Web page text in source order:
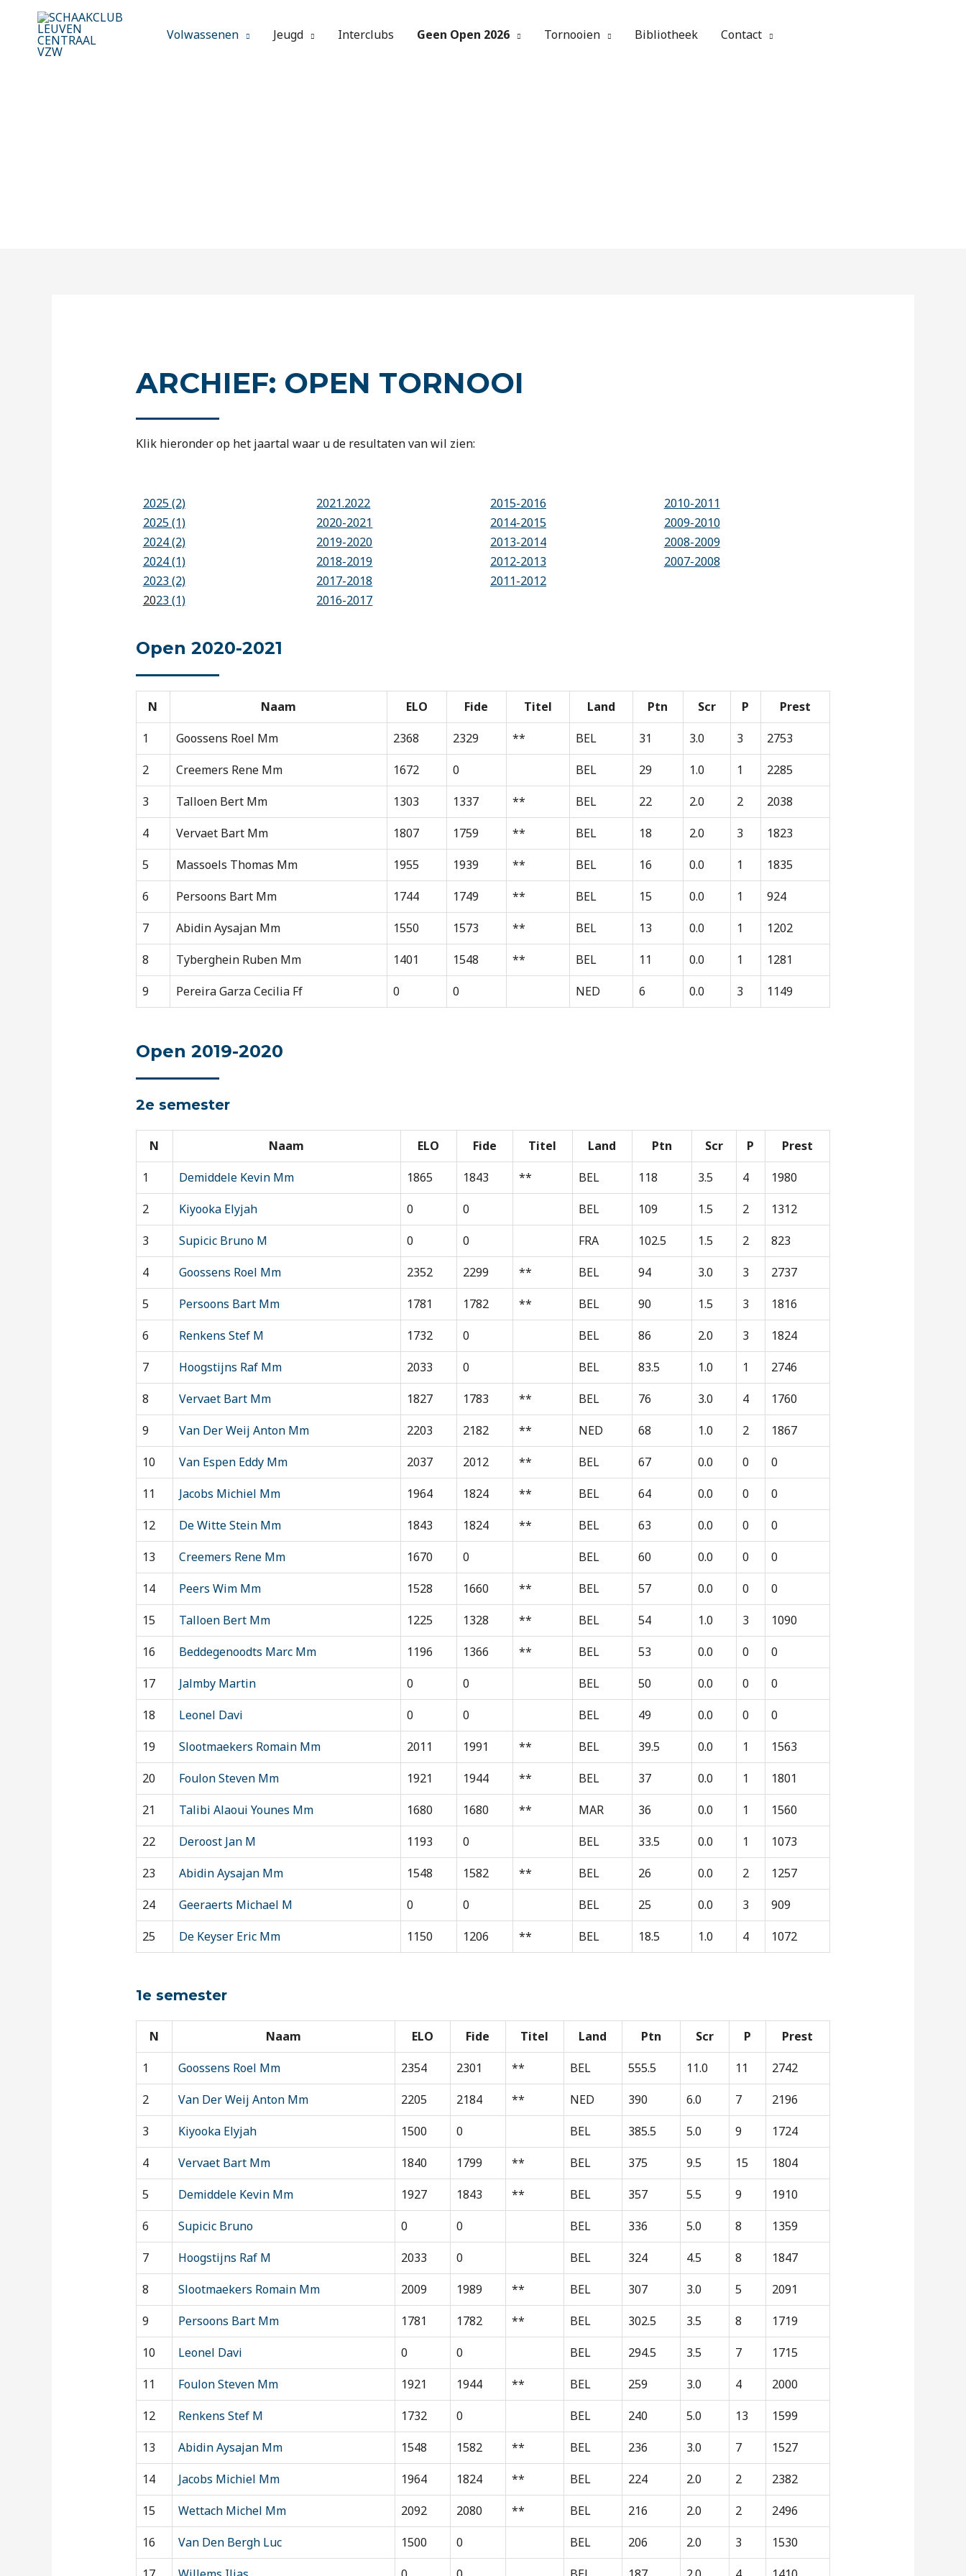
Volwassenen Jeugd Interclubs Geen Open 2026 Tornooien Bibliotheek Contact
ARCHIEF: OPEN TORNOOI
Klik hieronder op het jaartal waar u de resultaten van wil zien:
2025 (2)
2025 (1)
2024 (2)
2024 (1)
2023 (2)
2023 (1)
2021.2022
2020-2021
2019-2020
2018-2019
2017-2018
2016-2017
2015-2016
2014-2015
2013-2014
2012-2013
2011-2012
2010-2011
2009-2010
2008-2009
2007-2008
Open 2020-2021
N Naam ELO Fide Titel Land Ptn Scr P
Prest
1
Goossens Roel Mm 2368 2329 ** BEL 31 3.0 3
2753
2
Creemers Rene Mm 1672 0 BEL 29 1.0 1
2285
3
Talloen Bert Mm 1303 1337 ** BEL 22 2.0 2
2038
4
Vervaet Bart Mm 1807 1759 ** BEL 18 2.0 3
1823
5
Massoels Thomas Mm 1955 1939 ** BEL 16 0.0 1
1835
6
Persoons Bart Mm 1744 1749 ** BEL 15 0.0 1
924
7
Abidin Aysajan Mm 1550 1573 ** BEL 13 0.0 1
1202
8
Tyberghein Ruben Mm 1401 1548 ** BEL 11 0.0 1
1281
9
Pereira Garza Cecilia Ff 0 0 NED 6 0.0 3 1149
Open 2019-2020
2e semester
N Naam ELO Fide Titel Land Ptn Scr P
Prest
1
Demiddele Kevin Mm 1865 1843 ** BEL 118 3.5 4
1980
2
Kiyooka Elyjah 0 0 BEL 109 1.5 2
1312
3
Supicic Bruno M 0 0 FRA 102.5 1.5 2
823
4
Goossens Roel Mm 2352 2299 ** BEL 94 3.0 3
2737
5
Persoons Bart Mm 1781 1782 ** BEL 90 1.5 3
1816
6
Renkens Stef M 1732 0 BEL 86 2.0 3
1824
7
Hoogstijns Raf Mm 2033 0 BEL 83.5 1.0 1
2746
8
Vervaet Bart Mm 1827 1783 ** BEL 76 3.0 4
1760
9
Van Der Weij Anton Mm 2203 2182 ** NED 68 1.0 2
1867
10
Van Espen Eddy Mm 2037 2012 ** BEL 67 0.0 0
0
11
Jacobs Michiel Mm 1964 1824 ** BEL 64 0.0 0
0
12
De Witte Stein Mm 1843 1824 ** BEL 63 0.0 0
0
13
Creemers Rene Mm 1670 0 BEL 60 0.0 0
0
14
Peers Wim Mm 1528 1660 ** BEL 57 0.0 0
0
15
Talloen Bert Mm 1225 1328 ** BEL 54 1.0 3
1090
16
Beddegenoodts Marc Mm 1196 1366 ** BEL 53 0.0 0
0
17
Jalmby Martin 0 0 BEL 50 0.0 0
0
18
Leonel Davi 0 0 BEL 49 0.0 0
0
19
Slootmaekers Romain Mm 2011 1991 ** BEL 39.5 0.0 1
1563
20
Foulon Steven Mm 1921 1944 ** BEL 37 0.0 1
1801
21
Talibi Alaoui Younes Mm 1680 1680 ** MAR 36 0.0 1
1560
22
Deroost Jan M 1193 0 BEL 33.5 0.0 1
1073
23
Abidin Aysajan Mm 1548 1582 ** BEL 26 0.0 2
1257
24
Geeraerts Michael M 0 0 BEL 25 0.0 3
909
25
De Keyser Eric Mm 1150 1206 ** BEL 18.5 1.0 4 1072
1e semester
N Naam ELO Fide Titel Land Ptn Scr P
Prest
1
Goossens Roel Mm 2354 2301 ** BEL 555.5 11.0 11
2742
2
Van Der Weij Anton Mm 2205 2184 ** NED 390 6.0 7
2196
3
Kiyooka Elyjah 1500 0 BEL 385.5 5.0 9
1724
4
Vervaet Bart Mm 1840 1799 ** BEL 375 9.5 15
1804
5
Demiddele Kevin Mm 1927 1843 ** BEL 357 5.5 9
1910
6
Supicic Bruno 0 0 BEL 336 5.0 8
1359
7
Hoogstijns Raf M 2033 0 BEL 324 4.5 8
1847
8
Slootmaekers Romain Mm 2009 1989 ** BEL 307 3.0 5
2091
9
Persoons Bart Mm 1781 1782 ** BEL 302.5 3.5 8
1719
10
Leonel Davi 0 0 BEL 294.5 3.5 7
1715
11
Foulon Steven Mm 1921 1944 ** BEL 259 3.0 4
2000
12
Renkens Stef M 1732 0 BEL 240 5.0 13
1599
13
Abidin Aysajan Mm 1548 1582 ** BEL 236 3.0 7
1527
14
Jacobs Michiel Mm 1964 1824 ** BEL 224 2.0 2
2382
15
Wettach Michel Mm 2092 2080 ** BEL 216 2.0 2
2496
16
Van Den Bergh Luc 1500 0 BEL 206 2.0 3
1530